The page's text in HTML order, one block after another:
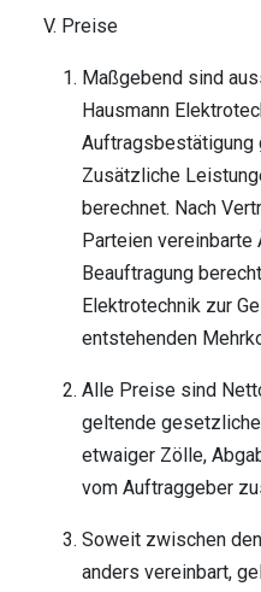
V. Preise
Maßgebend sind
Hausmann
Auftragsbestätigung
Zusätzliche
berechnet. Nach
Parteien vereinbarte
Beauftragung
Elektrotechnik zur
entstehenden
Alle Preise sind
geltende
etwaiger Zölle,
vom Auftraggeber
Soweit zwischen
anders vereinbart,